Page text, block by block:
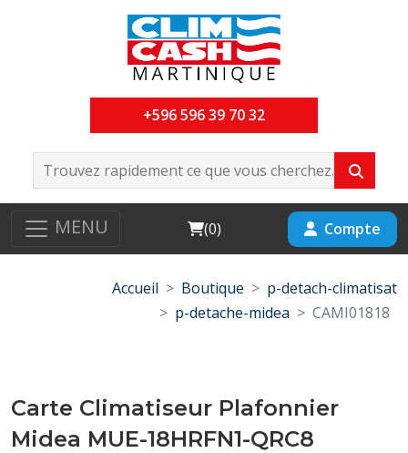
+596 596 39 70 32
MENU Cart
(0) Compte
Accueil Boutique
p-detach-climatisat
p-detache-midea
CAMI01818
Carte Climatiseur Plafonnier
Midea MUE-18HRFN1-QRC8